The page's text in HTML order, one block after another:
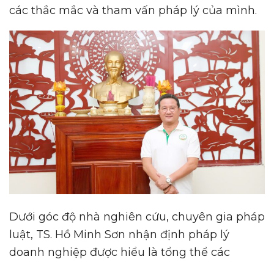
các thắc mắc và tham vấn pháp lý của mình.
Dưới góc độ nhà nghiên cứu, chuyên gia pháp
luật, TS. Hồ Minh Sơn nhận định pháp lý
doanh nghiệp được hiểu là tổng thể các